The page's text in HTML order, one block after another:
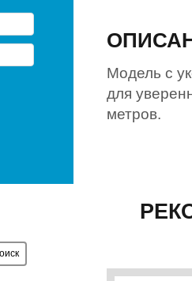
Модель с
для
метров.